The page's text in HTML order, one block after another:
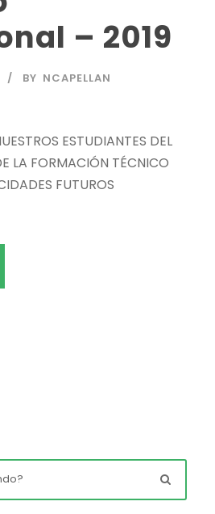
– 2019
BY NCAPELLAN
ESTUDIANTES DEL
LA FORMACIÓN TÉCNICO
FUTUROS